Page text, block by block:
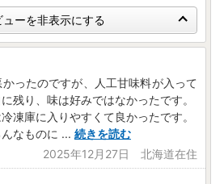
ューを非表示にする
ったのですが、人工甘味料が入って
残り、味は好みではなかったです。
凍庫に入りやすくて良かったです。
なものに ... 続きを読む
2025年12月27日 北海道在住